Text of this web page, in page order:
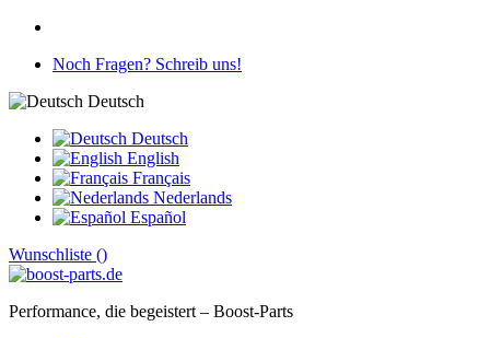
Noch Fragen? Schreib uns!
Deutsch
Deutsch
English
Français
Nederlands
Español
Wunschliste ()
Performance, die begeistert – Boost-Parts